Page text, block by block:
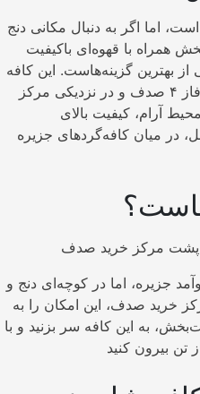
اما اگر به دنبال مکانی دنج
همراه با قهوه‌ای باکیفیت
بهترین گزینه‌هاست. این کافه
با فضای مینیمال و مدرن خود، در فاز ۴ صدف و در نزدیکی مرکز
آرام، کیفیت بالای
در میان کافه‌گردهای جزیره
جزیره، اما در کوچه‌ای دنج و
خرید صدف، این امکان را به
به این کافه سر بزنید و با